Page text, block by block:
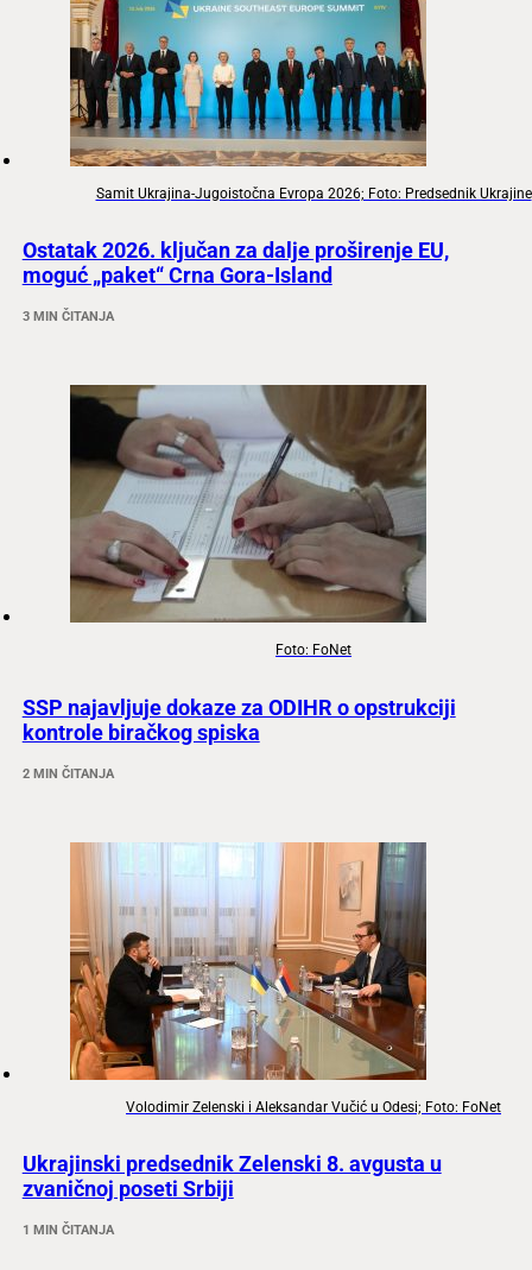
Samit Ukrajina-Jugoistočna Evropa 2026; Foto: Predsednik Ukrajine
Ostatak 2026. ključan za dalje proširenje EU,
moguć „paket“ Crna Gora-Island
3 MIN ČITANJA
Foto: FoNet
SSP najavljuje dokaze za ODIHR o opstrukciji
kontrole biračkog spiska
2 MIN ČITANJA
Volodimir Zelenski i Aleksandar Vučić u Odesi; Foto: FoNet
Ukrajinski predsednik Zelenski 8. avgusta u
zvaničnoj poseti Srbiji
1 MIN ČITANJA